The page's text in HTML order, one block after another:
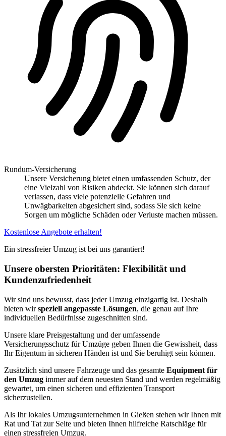
Rundum-Versicherung
Unsere Versicherung bietet einen umfassenden Schutz, der
eine Vielzahl von Risiken abdeckt. Sie können sich darauf
verlassen, dass viele potenzielle Gefahren und
Unwägbarkeiten abgesichert sind, sodass Sie sich keine
Sorgen um mögliche Schäden oder Verluste machen müssen.
Kostenlose Angebote erhalten!
Ein stressfreier Umzug ist bei uns garantiert!
Unsere obersten Prioritäten: Flexibilität und
Kundenzufriedenheit
Wir sind uns bewusst, dass jeder Umzug einzigartig ist. Deshalb
bieten wirspeziell angepasste Lösungen, die genau auf Ihre
individuellen Bedürfnisse zugeschnitten sind.
Unsere klare Preisgestaltung und der umfassende
Versicherungsschutz für Umzüge geben Ihnen die Gewissheit, dass
Ihr Eigentum in sicheren Händen ist und Sie beruhigt sein können.
Zusätzlich sind unsere Fahrzeuge und das gesamte Equipment für
den Umzug immer auf dem neuesten Stand und werden regelmäßig
gewartet, um einen sicheren und effizienten Transport
sicherzustellen.
Als Ihr lokales Umzugsunternehmen in Gießen stehen wir Ihnen mit
Rat und Tat zur Seite und bieten Ihnen hilfreiche Ratschläge für
einen stressfreien Umzug.